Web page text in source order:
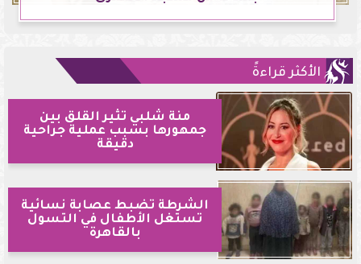
الأكثر قراءةً
منة شلبي تثير القلق بين
جمهورها بسبب عملية جراحية
دقيقة
الشرطة تضبط عصابة نسائية
تستغل الأطفال في التسول
بالقاهرة